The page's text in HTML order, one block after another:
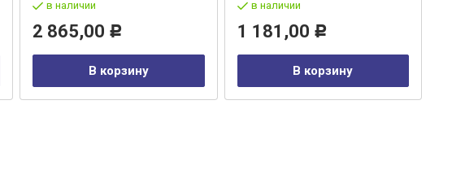
в наличии
2 865,00 Р
В корзину
в наличии
1 181,00 Р
В корзину